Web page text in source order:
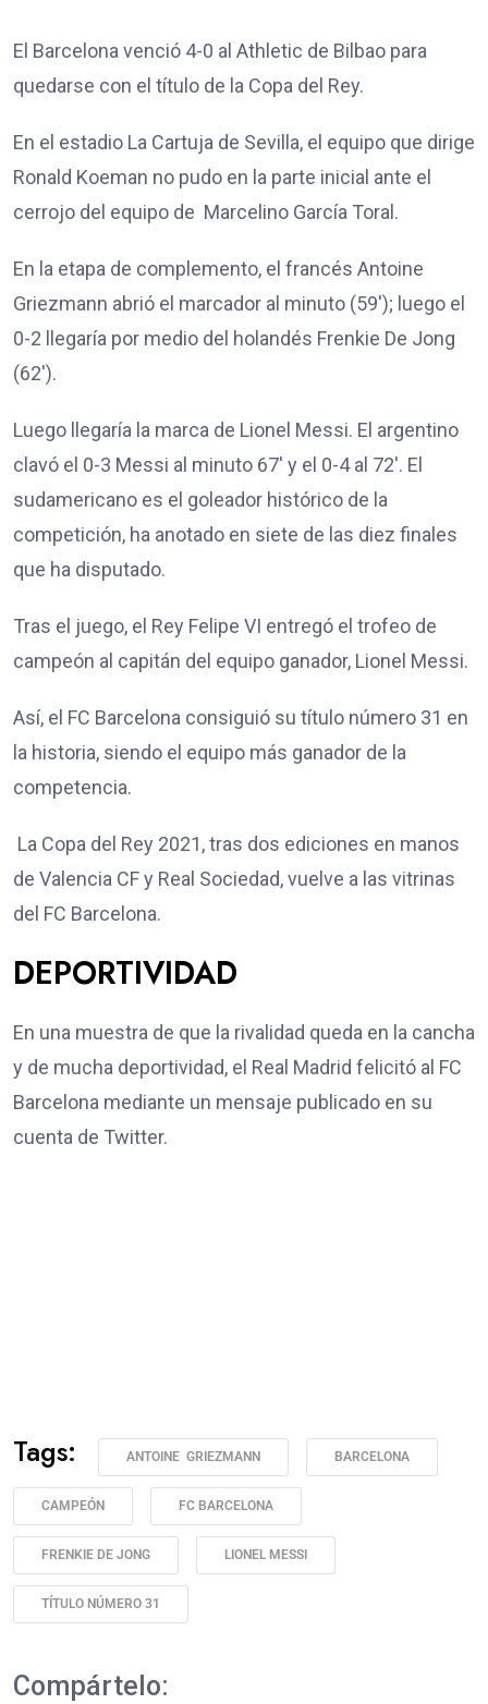
El Barcelona venció 4-0 al Athletic de Bilbao para
quedarse con el título de la Copa del Rey.
En el estadio La Cartuja de Sevilla, el equipo que dirige
Ronald Koeman no pudo en la parte inicial ante el
cerrojo del equipo de Marcelino García Toral.
En la etapa de complemento, el francés Antoine
Griezmann abrió el marcador al minuto (59′); luego el
0-2 llegaría por medio del holandés Frenkie De Jong
(62′).
Luego llegaría la marca de Lionel Messi. El argentino
clavó el 0-3 Messi al minuto 67′ y el 0-4 al 72′. El
sudamericano es el goleador histórico de la
competición, ha anotado en siete de las diez finales
que ha disputado.
Tras el juego, el Rey Felipe VI entregó el trofeo de
campeón al capitán del equipo ganador, Lionel Messi.
Así, el FC Barcelona consiguió su título número 31 en
la historia, siendo el equipo más ganador de la
competencia.
La Copa del Rey 2021, tras dos ediciones en manos
de Valencia CF y Real Sociedad, vuelve a las vitrinas
del FC Barcelona.
DEPORTIVIDAD
En una muestra de que la rivalidad queda en la cancha
y de mucha deportividad, el Real Madrid felicitó al FC
Barcelona mediante un mensaje publicado en su
cuenta de Twitter.
Tags: ANTOINE GRIEZMANN BARCELONA
CAMPEÓN FC BARCELONA
FRENKIE DE JONG LIONEL MESSI
TÍTULO NÚMERO 31
Compártelo: